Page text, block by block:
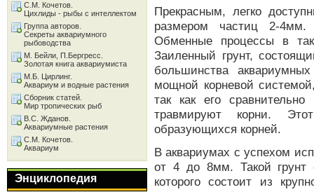
Прекрасным, легко
размером частиц 2-4мм.
Обменные процессы в
Заиленный грунт,
большинства
мощной корневой
так как его
травмируют корни.
образующихся корней.
В аквариумах с успехом
от 4 до 8мм. Такой грунт
которого состоит из
С.М. Кочетов.
Цихлиды - рыбы с интеллектом
Группа авторов.
Секреты аквариумного
рыбоводства
М. Бейли, П.Бергресс.
Золотая книга аквариумиста
М.Б. Цирлинг.
Аквариум и водные растения
Сборник статей.
Мир тропических рыб
В.С. Жданов.
Аквариумные растения
С.М. Кочетов.
Аквариум
Энциклопедия